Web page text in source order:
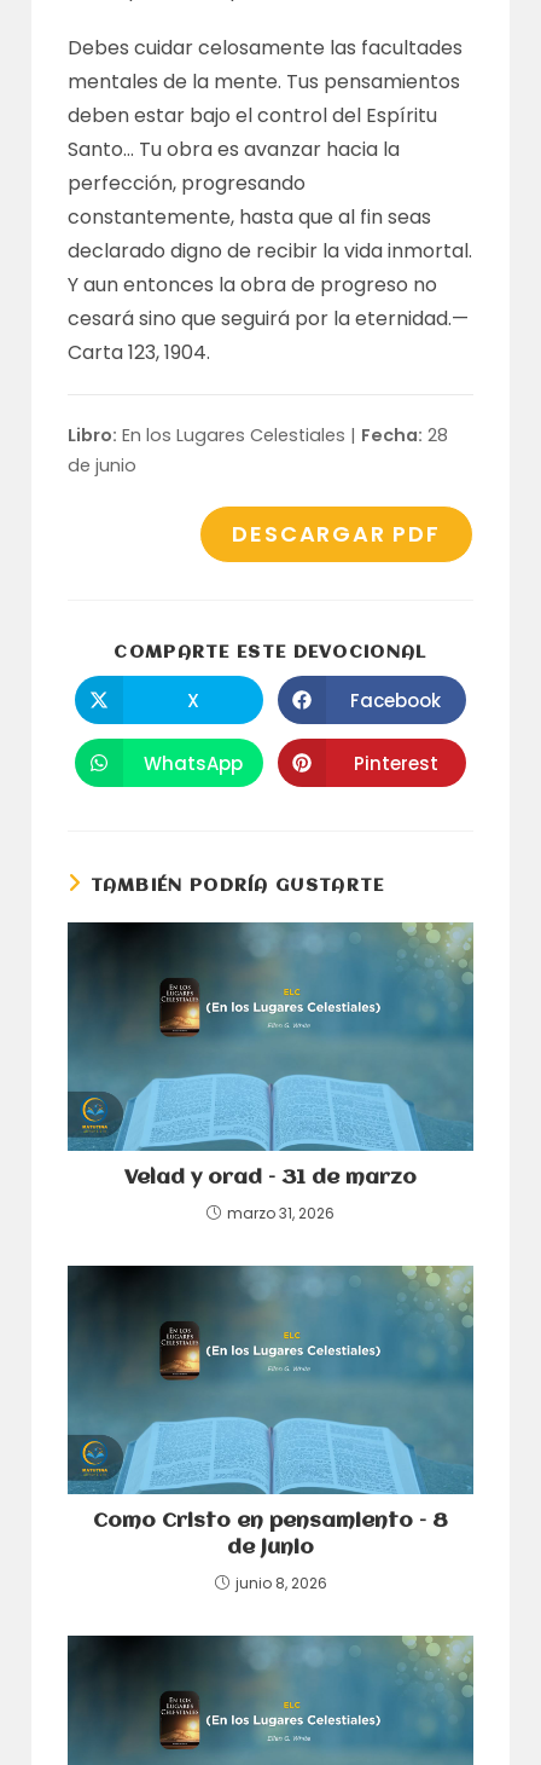
Debes cuidar celosamente las facultades
mentales de la mente. Tus pensamientos
deben estar bajo el control del Espíritu
Santo… Tu obra es avanzar hacia la
perfección, progresando
constantemente, hasta que al fin seas
declarado digno de recibir la vida inmortal.
Y aun entonces la obra de progreso no
cesará sino que seguirá por la eternidad.—
Carta 123, 1904.
Libro: En los Lugares Celestiales | Fecha: 28
de junio
DESCARGAR PDF
COMPARTE ESTE DEVOCIONAL
abre
en
una
nueva
ventana
X Se
abre
en
una
nueva
ventana
Facebook
Se
abre
WhatsApp Se
abre
Pinterest
TAMBIÉN PODRÍA GUSTARTE
Velad y orad – 31 de marzo
marzo 31, 2026
Como Cristo en pensamiento – 8
de junio
junio 8, 2026